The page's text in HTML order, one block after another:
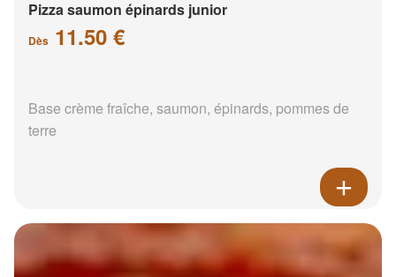
Pizza saumon épinards junior
Dès 11.50 €
Base crème fraîche, saumon, épinards, pommes de
terre